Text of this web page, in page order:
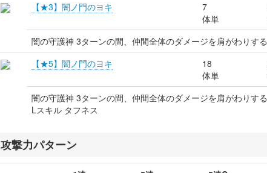
【★3】闇ノ門のヨキ
7
体単
闇の守護神 3ターンの間、仲間全体のダメージを肩がわりする
【★5】闇ノ門のヨキ
18
体単
闇の守護神 3ターンの間、仲間全体のダメージを肩がわりする
Lスキル タフネス
攻撃力パターン